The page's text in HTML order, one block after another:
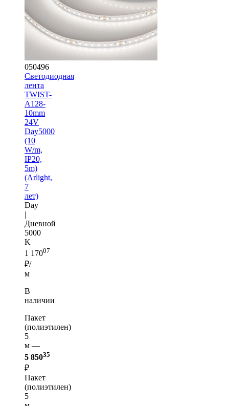
050496
Светодиодная
лента
TWIST-
A128-
10mm
24V
Day5000
(10
W/m,
IP20,
5m)
(Arlight,
7
лет)
Day
|
Дневной
5000
K
1 17007
₽/
м
В
наличии
Пакет
(полиэтилен)
5
м —
5 85035
₽
Пакет
(полиэтилен)
5